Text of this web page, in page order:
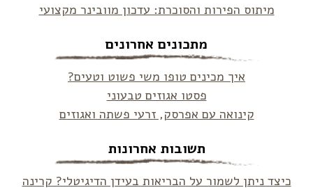
מיתוס הפירות והסוכרת: עדכון מוובינר מקצועי
מתכונים אחרונים
איך מכינים טופו משי פשוט וטעים?
פסטו אגוזים טבעוני
קינואה עם אפרסק, זרעי פשתה ואגוזים
תשובות אחרונות
כיצד ניתן לשמור על הבריאות בעידן הדיגיטלי? קרינה